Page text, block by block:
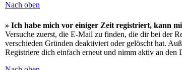
Nach oben
» Ich habe mich vor einiger Zeit registriert, kann
Versuche zuerst, die E-Mail zu finden, die dir bei der
verschieden Gründen deaktiviert oder gelöscht hat.
Registriere dich einfach erneut und nimm aktiv an den